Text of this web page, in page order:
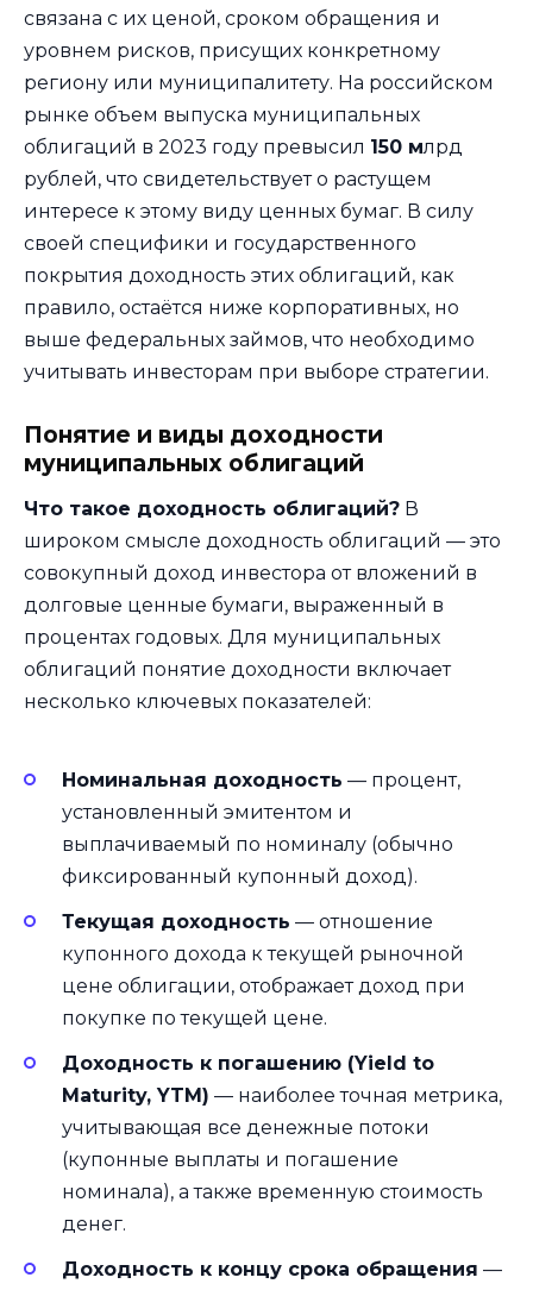
связана с их ценой, сроком обращения и
уровнем рисков, присущих конкретному
региону или муниципалитету. На российском
рынке объем выпуска муниципальных
облигаций в 2023 году превысил 150 млрд
рублей, что свидетельствует о растущем
интересе к этому виду ценных бумаг. В силу
своей специфики и государственного
покрытия доходность этих облигаций, как
правило, остаётся ниже корпоративных, но
выше федеральных займов, что необходимо
учитывать инвесторам при выборе стратегии.
Понятие и виды доходности
муниципальных облигаций
Что такое доходность облигаций? В
широком смысле доходность облигаций — это
совокупный доход инвестора от вложений в
долговые ценные бумаги, выраженный в
процентах годовых. Для муниципальных
облигаций понятие доходности включает
несколько ключевых показателей:
Номинальная доходность — процент,
установленный эмитентом и
выплачиваемый по номиналу (обычно
фиксированный купонный доход).
Текущая доходность — отношение
купонного дохода к текущей рыночной
цене облигации, отображает доход при
покупке по текущей цене.
Доходность к погашению (Yield to
Maturity, YTM) — наиболее точная метрика,
учитывающая все денежные потоки
(купонные выплаты и погашение
номинала), а также временную стоимость
денег.
Доходность к концу срока обращения —